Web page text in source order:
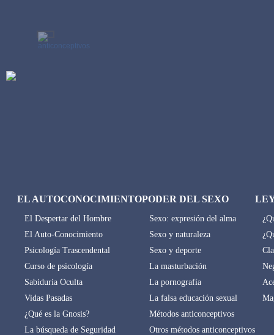
EL AUTOCONOCIMIENTO
El Despertar del Hombre
El Auto-Conocimiento
Psicología Trascendental
Curso de psicología
Sabiduria Oculta
Vidas Pasadas
¿Qué es la Gnosis?
La búsqueda de Seguridad
PODER DEL SEXO
Sexo: expresión del alma
Sexo y naturaleza
Sexo y deporte
La masturbación
La pornografía
La falsa educación sexual
Métodos anticonceptivos
Otros métodos anticonceptivos